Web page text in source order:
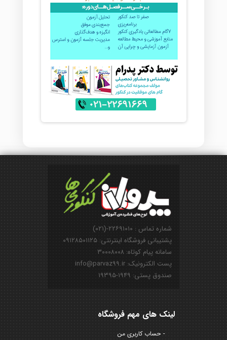
شماره تماس : ۲۲۶۹۱۰۱۰-(۰۲۱)
پشتیبانی فروشگاه اینترنتی: ۰۹۱۲۸۵۰۱۱۲۵
سامانه پیام کوتاه: ۳۰۰۰۸۰۰۸
پست الکترونیک: info@parvaz99.ir
صندوق پستی: ۱۹۴۹-۱۹۳۹۵
لینک های مهم فروشگاه
حساب کاربری من